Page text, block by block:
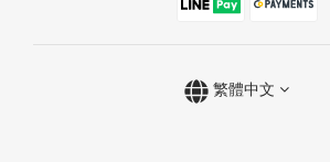
繁體中文